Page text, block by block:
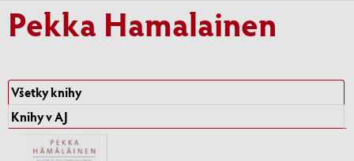
Pekka Hamalainen
Všetky knihy
Knihy v AJ